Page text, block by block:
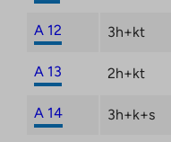
A 12 3h+kt
A 13 2h+kt
A 14 3h+k+s